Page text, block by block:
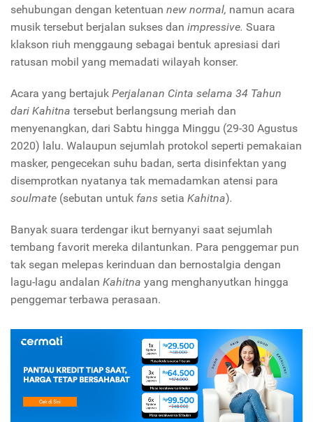
sehubungan dengan ketentuan new normal, namun acara
musik tersebut berjalan sukses dan impressive. Suara
klakson riuh menggaung sebagai bentuk apresiasi dari
ratusan mobil yang memadati wilayah konser.
Acara yang bertajuk Perjalanan Cinta selama 34 Tahun
dari Kahitna tersebut berlangsung meriah dan
menyenangkan, dari Sabtu hingga Minggu (29-30 Agustus
2020) lalu. Walaupun sejumlah protokol seperti pemakaian
masker, pengecekan suhu badan, serta disinfektan yang
disemprotkan nyatanya tak memadamkan atensi para
soulmate (sebutan untuk fans setia Kahitna).
Banyak suara terdengar ikut bernyanyi saat sejumlah
tembang favorit mereka dilantunkan. Para penggemar pun
tak segan melepas kerinduan dan bernostalgia dengan
lagu-lagu andalan Kahitna yang menghanyutkan hingga
penggemar terbawa perasaan.